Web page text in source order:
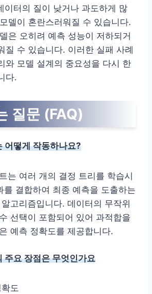
이터의 질이 낮거나 과도하게 많
델이 혼란스러워질 수 있습니다.
은 오히려 예측 성능이 저하되거
질 수 있습니다. 이러한 실패 사례
와 모델 설계의 중요성을 다시 한
다.
질문 (FAQ)
어떻게 작동하나요?
는 여러 개의 결정 트리를 학습시
를 결합하여 최종 예측을 도출하는
고리즘입니다. 데이터의 무작위
선택이 포함되어 있어 과적합을
예측 정확도를 제공합니다.
주요 장점은 무엇인가요
도